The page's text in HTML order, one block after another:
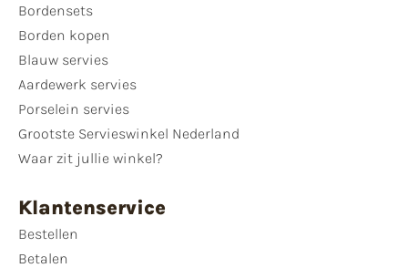
Bordensets
Borden kopen
Blauw servies
Aardewerk servies
Porselein servies
Grootste Servieswinkel Nederland
Waar zit jullie winkel?
Klantenservice
Bestellen
Betalen